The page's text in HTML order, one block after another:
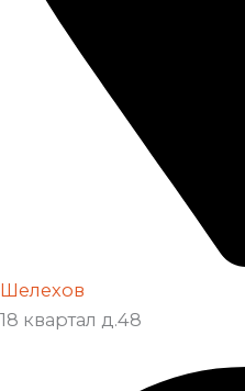
Шелехов
18 квартал д.48